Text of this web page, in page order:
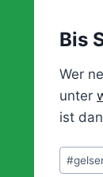
Bis
Wer
unter
ist
#